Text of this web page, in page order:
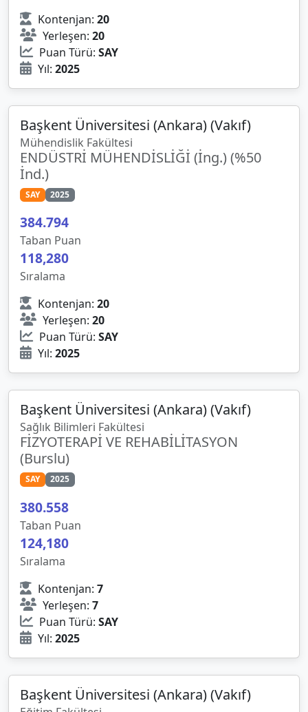
Kontenjan: 20
Yerleşen: 20
Puan Türü: SAY
Yıl: 2025
Başkent Üniversitesi (Ankara) (Vakıf)
Mühendislik Fakültesi
ENDÜSTRİ MÜHENDİSLİĞİ (İng.) (%50
İnd.)
SAY 2025
384.794
Taban Puan
118,280
Sıralama
Kontenjan: 20
Yerleşen: 20
Puan Türü: SAY
Yıl: 2025
Başkent Üniversitesi (Ankara) (Vakıf)
Sağlık Bilimleri Fakültesi
FİZYOTERAPİ VE REHABİLİTASYON
(Burslu)
SAY 2025
380.558
Taban Puan
124,180
Sıralama
Kontenjan: 7
Yerleşen: 7
Puan Türü: SAY
Yıl: 2025
Başkent Üniversitesi (Ankara) (Vakıf)